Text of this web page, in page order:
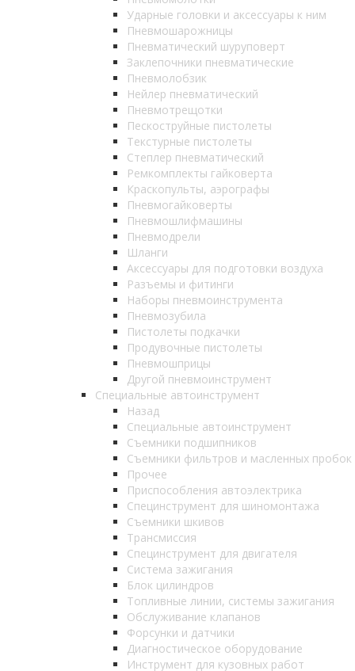
Ударные головки и аксессуары к ним
Пневмошарожницы
Пневматический шуруповерт
Заклепочники пневматические
Пневмолобзик
Нейлер пневматический
Пневмотрещотки
Пескоструйные пистолеты
Текстурные пистолеты
Степлер пневматический
Ремкомплекты гайковерта
Краскопульты, аэрографы
Пневмогайковерты
Пневмошлифмашины
Пневмодрели
Шланги
Аксессуары для подготовки воздуха
Разъемы и фитинги
Наборы пневмоинструмента
Пневмозубила
Пистолеты подкачки
Продувочные пистолеты
Пневмошприцы
Другой пневмоинструмент
Специальные автоинструмент
Назад
Специальные автоинструмент
Съемники подшипников
Съемники фильтров и масленных пробок
Прочее
Приспособления автоэлектрика
Специнструмент для шиномонтажа
Съемники шкивов
Трансмиссия
Специнструмент для двигателя
Система зажигания
Блок цилиндров
Топливные линии, системы зажигания
Обслуживание клапанов
Форсунки и датчики
Диагностическое оборудование
Инструмент для кузовных работ